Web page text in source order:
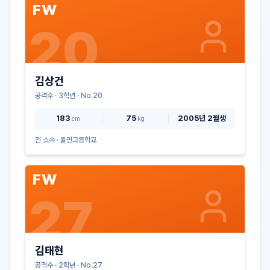
FW
20
김상건
공격수· 3학년 · No.20
183 cm 75 kg 2005년 2월생
전 소속 · 율면고등학교
FW
27
김태현
공격수· 2학년 · No.27